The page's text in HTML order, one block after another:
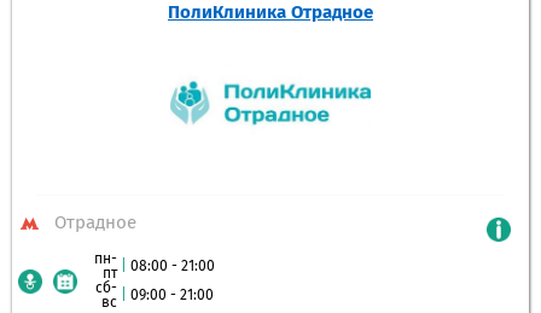
ПолиКлиника Отрадное
Отрадное
пн-
пт| 08:00 - 21:00
сб-
вс
09:00 - 21:00